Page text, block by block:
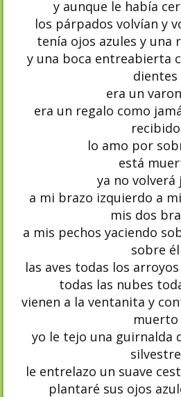
y aunque le había
los párpados volvían y
tenía ojos azules y una
y una boca entreabierta
dientes
era un
era un regalo como
recibido
lo amo por
está
ya no volverá
a mi brazo izquierdo a
mis dos
a mis pechos yaciendo
sobre él
las aves todas los
todas las nubes
vienen a la ventanita y
muerto
yo le tejo una guirnalda
silvestre
le entrelazo un suave
plantaré sus ojos